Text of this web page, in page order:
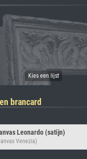
brancard
Leonardo (satijn)
Venezia)